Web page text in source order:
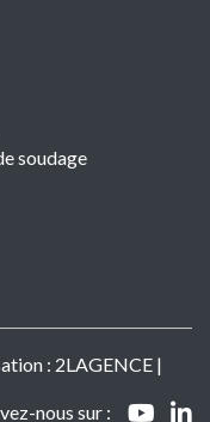
soudage
: 2LAGENCE |
nous sur :